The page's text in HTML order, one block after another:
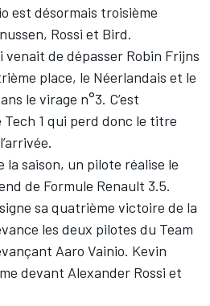
est désormais troisième
Rossi et Bird.
de dépasser Robin Frijns
place, le Néerlandais et le
le virage n°3. C’est
Tech 1 qui perd donc le titre
la saison, un pilote réalise le
de Formule Renault 3.5.
sa quatrième victoire de la
les deux pilotes du Team
Aaro Vainio. Kevin
devant Alexander Rossi et